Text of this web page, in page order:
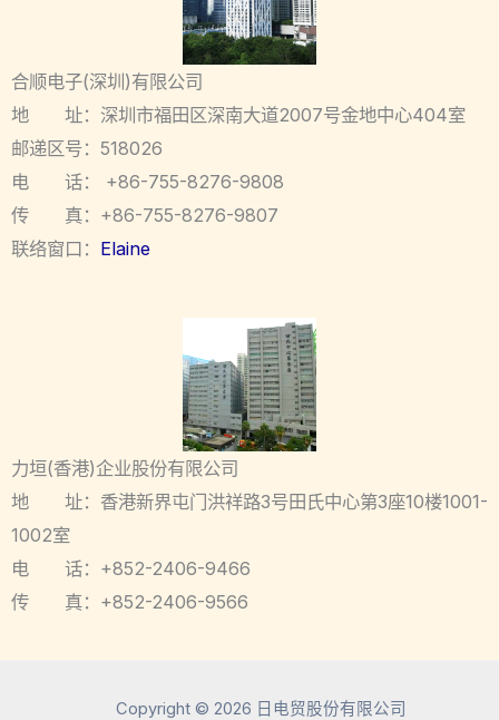
合顺电子(深圳)有限公司
地 址：深圳市福田区深南大道2007号金地中心404室
邮递区号：518026
电 话： +86-755-8276-9808
传 真：+86-755-8276-9807
联络窗口： Elaine
力垣(香港)企业股份有限公司
地 址：香港新界屯门洪祥路3号田氏中心第3座10楼1001-
1002室
电 话：+852-2406-9466
传 真：+852-2406-9566
Copyright © 2026 日电贸股份有限公司